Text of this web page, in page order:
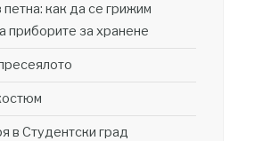
как да се грижим
приборите за хранене
в Студентски град